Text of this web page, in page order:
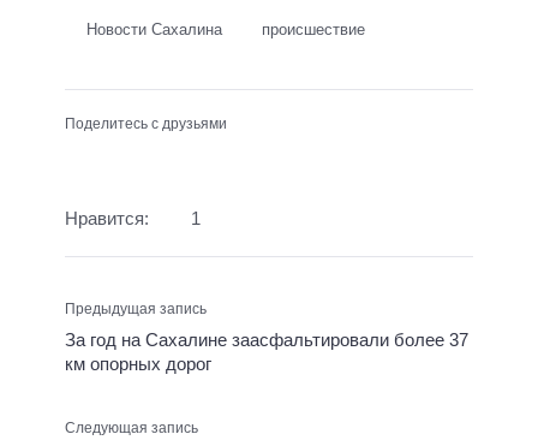
Новости Сахалина происшествие
Поделитесь с друзьями
Нравится: 1
Предыдущая запись
За год на Сахалине заасфальтировали более 37
км опорных дорог
Следующая запись